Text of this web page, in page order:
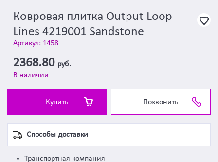
Ковровая плитка Output Loop
Lines 4219001 Sandstone
Артикул: 1458
2368.80 руб.
В наличии
Купить Позвонить
Способы доставки
Транспортная компания